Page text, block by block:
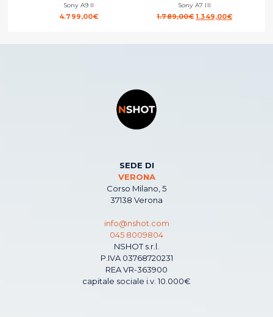
Sony A9 II
4.799,00€
Sony A7 III
1.789,00€ Il
1.349,00€Il
SEDE DI
VERONA
Corso Milano, 5
37138 Verona
info@nshot.com
045 8009804
NSHOT s.r.l.
P.IVA 03768720231
REA VR-363900
capitale sociale i.v. 10.000€